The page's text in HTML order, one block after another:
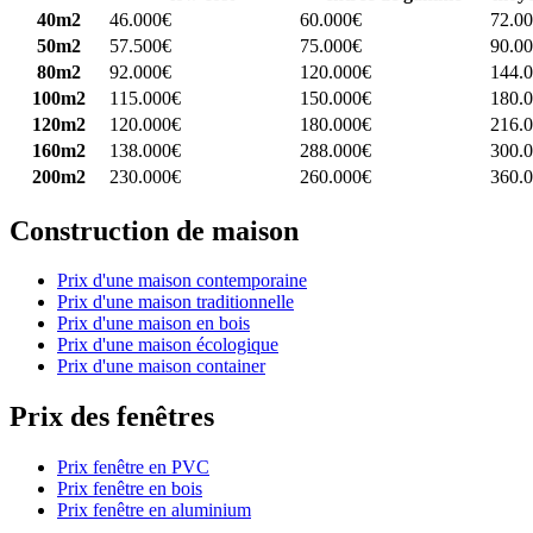
40m2
46.000€ 60.000€
50m2
57.500€ 75.000€
80m2
92.000€ 120.000€
100m2
115.000€ 150.000€
120m2
120.000€ 180.000€
160m2
138.000€ 288.000€
200m2
230.000€ 260.000€
Construction de maison
Prix d'une maison contemporaine
Prix d'une maison traditionnelle
Prix d'une maison en bois
Prix d'une maison écologique
Prix d'une maison container
Prix des fenêtres
Prix fenêtre en PVC
Prix fenêtre en bois
Prix fenêtre en aluminium